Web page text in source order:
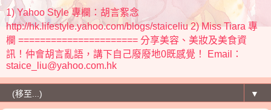
1) Yahoo Style 專欄：胡言絮念
http://hk.lifestyle.yahoo.com/blogs/staiceliu 2) Miss Tiara 專
欄 ====================== 分享美容、美妝及美食資
訊！仲會胡言亂語，講下自己廢廢地0既感覺！ Email：
staice_liu@yahoo.com.hk
▼